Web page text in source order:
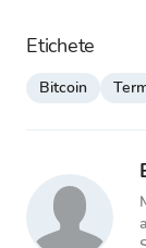
Etichete
Bitcoin